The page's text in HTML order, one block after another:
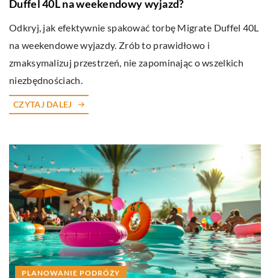
Duffel 40L na weekendowy wyjazd?
Odkryj, jak efektywnie spakować torbę Migrate Duffel 40L
na weekendowe wyjazdy. Zrób to prawidłowo i
zmaksymalizuj przestrzeń, nie zapominając o wszelkich
niezbędnościach.
CZYTAJ DALEJ
PLANOWANIE PODRÓŻY